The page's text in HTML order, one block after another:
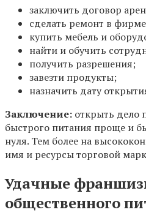
заключить договор
сделать ремонт в
купить мебель и
найти и обучить
получить разрешения;
завезти продукты;
назначить дату
Заключение: открыть дело
быстрого питания проще и
нуля. Тем более на
имя и ресурсы торговой
Удачные
общественного